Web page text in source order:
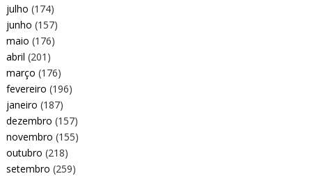
julho (174)
junho (157)
maio (176)
abril (201)
março (176)
fevereiro (196)
janeiro (187)
dezembro (157)
novembro (155)
outubro (218)
setembro (259)